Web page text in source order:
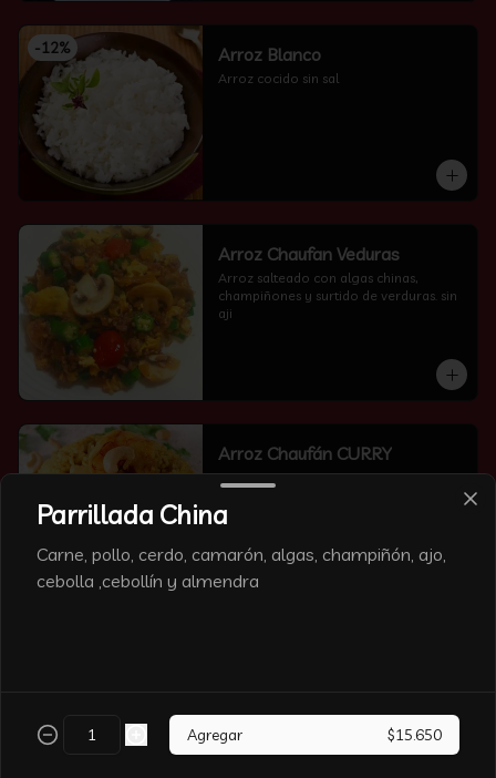
-12% Arroz Blanco
Arroz cocido sin sal
Arroz Chaufan Veduras
Arroz salteado con algas chinas,
champiñones y surtido de verduras. sin
aji
Arroz Chaufán CURRY
Parrillada China
Carne, pollo, cerdo, camarón, algas, champiñón, ajo,
cebolla ,cebollín y almendra
Agregar $15.650